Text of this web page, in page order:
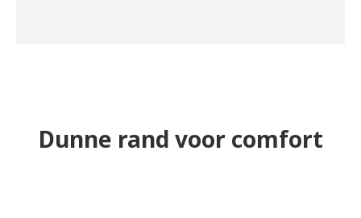
Dunne rand voor comfort